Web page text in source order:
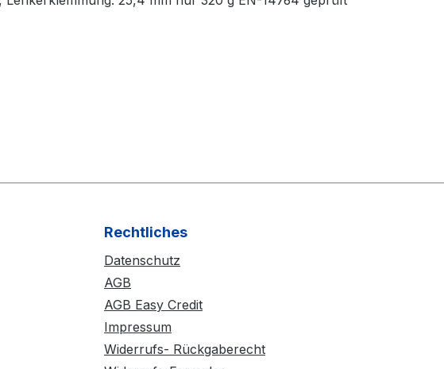
Rechtliches
Datenschutz
AGB
AGB Easy Credit
Impressum
Widerrufs- Rückgaberecht